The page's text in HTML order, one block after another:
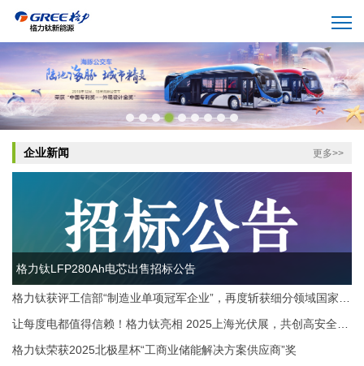
企业新闻 更多>>
格力钛LFP280Ah电芯出售招标公告
格力钛获评工信部“制造业单项冠军企业”，再度斩获细分领域国家级金字招牌!
让每度电都值得信赖！格力钛亮相 2025上海光伏展，共创高安全储能新时代。
格力钛荣获2025北极星杯“工商业储能解决方案供应商”奖